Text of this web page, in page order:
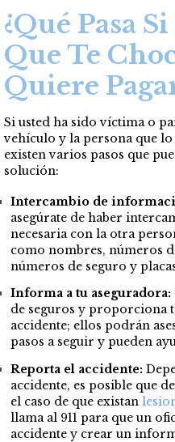
¿Qué Pasa
Que Te
Quiere
Si usted ha sido víctima o
vehículo y la persona que
existen varios pasos que
solución:
Intercambio de
asegúrate de haber
necesaria con la otra
como nombres, números
números de seguro y
Informa a tu aseguradora:
de seguros y proporciona
accidente; ellos podrán
pasos a seguir y pueden
Reporta el accidente:
accidente, es posible que
el caso de que existan
llama al 911 para que un
accidente y crear un